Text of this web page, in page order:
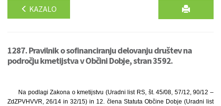
KAZALO
1287. Pravilnik o sofinanciranju delovanju društev na
področju kmetijstva v Občini Dobje, stran 3592.
Na podlagi Zakona o kmetijstvu (Uradni list RS, št. 45/08, 57/12, 90/12 –
ZdZPVHVVR, 26/14 in 32/15) in 12. člena Statuta Občine Dobje (Uradni list